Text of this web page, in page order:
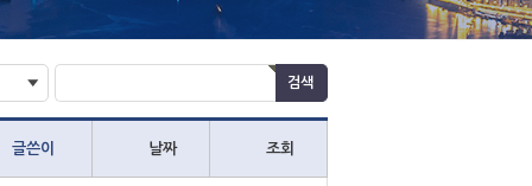
글쓴이 날짜 조회